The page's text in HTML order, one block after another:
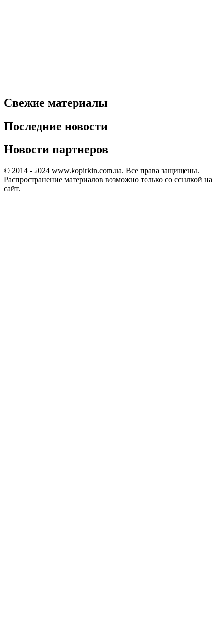
Свежие материалы
Последние новости
Новости партнеров
© 2014 - 2024 www.kopirkin.com.ua. Все права защищены.
Распространение материалов возможно только со ссылкой на
сайт.